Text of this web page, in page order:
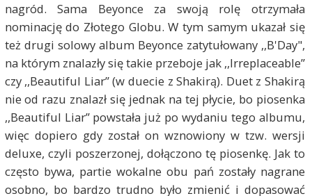
nagród. Sama Beyonce za swoją rolę otrzymała
nominację do Złotego Globu. W tym samym ukazał się
też drugi solowy album Beyonce zatytułowany ,,B'Day",
na którym znalazły się takie przeboje jak ,,Irreplaceable”
czy ,,Beautiful Liar” (w duecie z Shakirą). Duet z Shakirą
nie od razu znalazł się jednak na tej płycie, bo piosenka
,,Beautiful Liar” powstała już po wydaniu tego albumu,
więc dopiero gdy został on wznowiony w tzw. wersji
deluxe, czyli poszerzonej, dołączono tę piosenkę. Jak to
często bywa, partie wokalne obu pań zostały nagrane
osobno, bo bardzo trudno było zmienić i dopasować